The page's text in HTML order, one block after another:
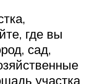
где вы
сад,
участка